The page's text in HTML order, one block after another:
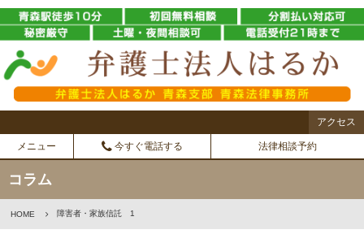
アクセス
メニュー 今すぐ電話する 法律相談予約
コラム
HOME 障害者・家族信託 1